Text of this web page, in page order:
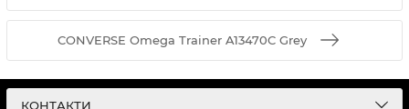
CONVERSE Omega Trainer A13470C Grey
КОНТАКТИ